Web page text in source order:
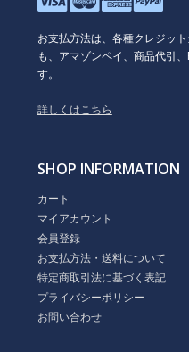
お支払方法は、各種クレジッ
も、アマゾンペイ、商品代引
す。
詳しくはこちら
SHOP INFORMATION
カート
マイアカウント
会員登録
お支払方法・送料について
特定商取引法に基づく表記
プライバシーポリシー
お問い合わせ